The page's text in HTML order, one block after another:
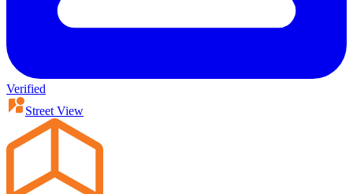
Verified
Street View